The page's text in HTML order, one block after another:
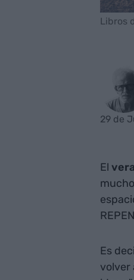
Libros
29 de
El
Es
volver